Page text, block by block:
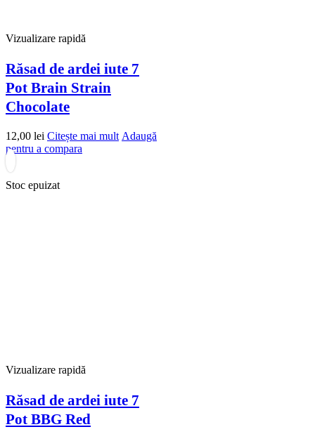
Vizualizare rapidă
Răsad de ardei iute 7
Pot Brain Strain
Chocolate
12,00 lei Citește mai mult Adaugă
pentru a compara
Stoc epuizat
Vizualizare rapidă
Răsad de ardei iute 7
Pot BBG Red